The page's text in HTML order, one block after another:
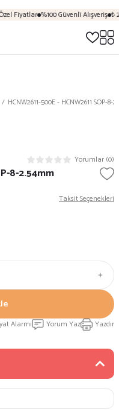
Fiyatlar %100 Güvenli Alışveriş ₺
HCNW2611-500E - HCNW2611 SOP-8-
Yorumlar (0)
8-2.54mm
Taksit Seçenekleri
Alarmı Yorum Yaz Yazdır